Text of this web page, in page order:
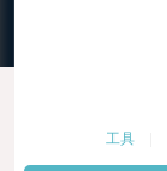
工具